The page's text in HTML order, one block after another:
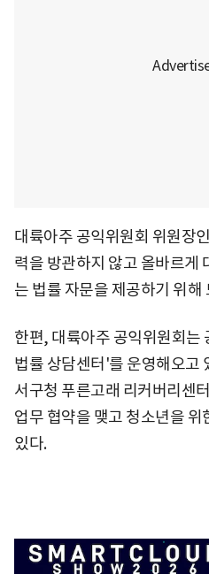
대륙아주 공익위원회 위원장
력을 방관하지 않고 올바르게
는 법률 자문을 제공하기 위
한편, 대륙아주 공익위원회는
법률 상담센터'를 운영해오고
서구청 푸른고래 리커버리센
업무 협약을 맺고 청소년을
있다.